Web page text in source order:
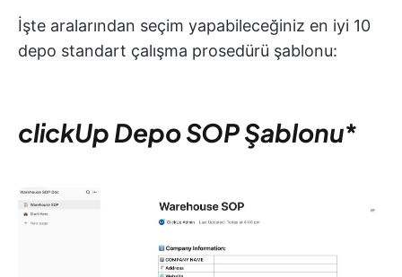
İşte aralarından seçim yapabileceğiniz en iyi 10
depo standart çalışma prosedürü şablonu:
clickUp Depo SOP Şablonu*